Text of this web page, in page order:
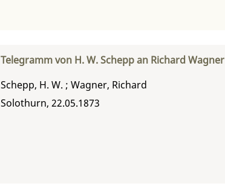
Telegramm von H. W. Schepp an Richard Wagner
Schepp, H. W. ; Wagner, Richard
Solothurn, 22.05.1873